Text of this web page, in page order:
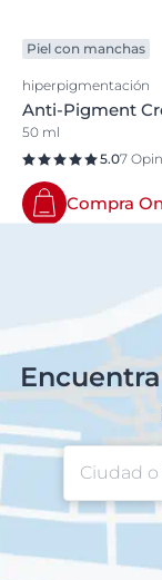
Piel con manchas
hiperpigmentación
Anti-Pigment
50 ml
5.07
Compra